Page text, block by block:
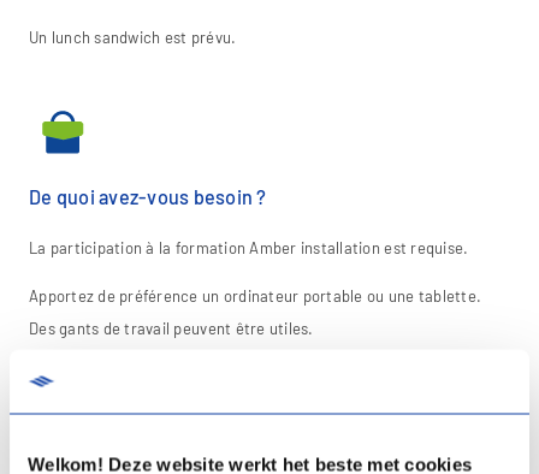
Welkom! Deze website werkt het beste met cookies
Un lunch sandwich est prévu.
De quoi avez-vous besoin ?
La participation à la formation Amber installation est requise.
Apportez de préférence un ordinateur portable ou une tablette.
Des gants de travail peuvent être utiles.